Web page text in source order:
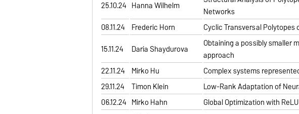
25.10.24 Hanna Wilhelm
Networks
08.11.24
Frederic Horn
Cyclic Transversal Polytopes
15.11.24
Daria Shaydurova
Obtaining a possibly smaller
approach
22.11.24
Mirko Hu
Complex systems
29.11.24
Timon Klein
Low-Rank Adaptation of
06.12.24 Mirko Hahn Global Optimization with